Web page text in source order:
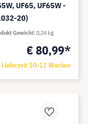
UF65, UF65W -
20)
€ 80,99*
Lieferzeit 10-12 Wochen
Gewicht 0,24 kg